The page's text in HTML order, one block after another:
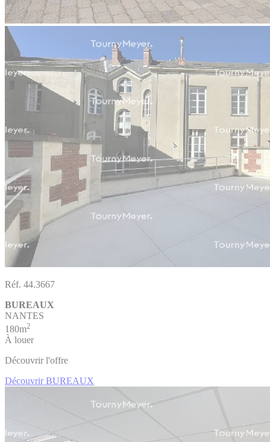
Réf. 44.3667
BUREAUX
NANTES
180m2
À louer
Découvrir l'offre
Découvrir BUREAUX